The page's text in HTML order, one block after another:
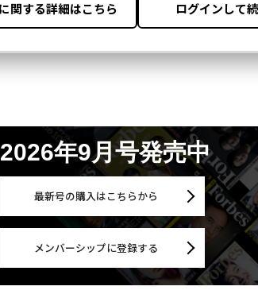
2026年9月号発売中
最新号の購入はこちらから
メンバーシップに登録する